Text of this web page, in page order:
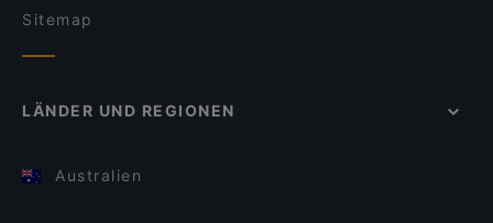
Sitemap
LÄNDER UND REGIONEN
Australien